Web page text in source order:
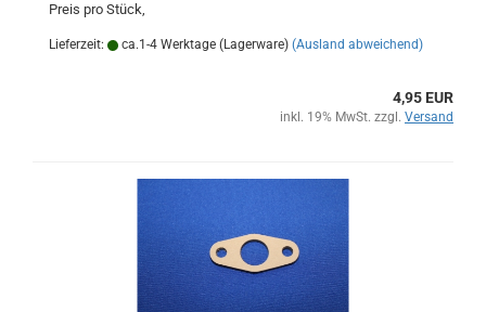
Preis pro Stück,
Lieferzeit: ca.1-4 Werktage (Lagerware) (Ausland abweichend)
4,95 EUR
inkl. 19% MwSt. zzgl. Versand